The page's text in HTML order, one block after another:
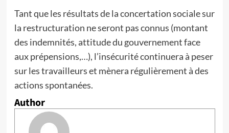
Tant que les résultats de la concertation sociale sur
la restructuration ne seront pas connus (montant
des indemnités, attitude du gouvernement face
aux prépensions,…), l’insécurité continuera à peser
sur les travailleurs et mènera régulièrement à des
actions spontanées.
Author